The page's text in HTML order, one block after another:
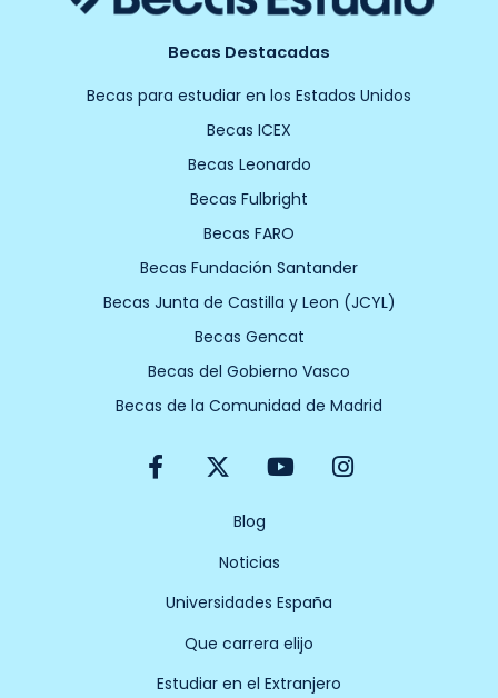
Becas Destacadas
Becas para estudiar en los Estados Unidos
Becas ICEX
Becas Leonardo
Becas Fulbright
Becas FARO
Becas Fundación Santander
Becas Junta de Castilla y Leon (JCYL)
Becas Gencat
Becas del Gobierno Vasco
Becas de la Comunidad de Madrid
F
a
o
f
X
-
w
i
t
t
r
Y
o
u
b
e
I
n
Blog
Noticias
Universidades España
Que carrera elijo
Estudiar en el Extranjero